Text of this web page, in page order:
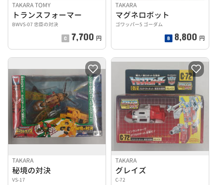
TAKARA TOMY
トランスフォーマー
BWVS-07 忠臣の対決
7,700 円
TAKARA
マグネロボット
ゴワッパー5 ゴーダム
8,800 円
TAKARA
秘境の対決
VS-17
TAKARA
グレイズ
C-72